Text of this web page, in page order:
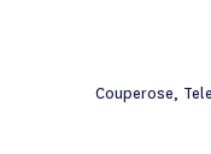
Couperose,